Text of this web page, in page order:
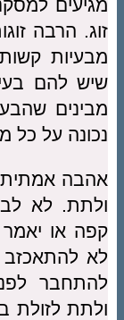
מגיעים
זוג. הרבה
מבעיות
שיש להם
מבינים
נכונה על כל
אהבה אמתית
ולתת. לא
קפה או יאמר
לא להתאכזב
להתחבר
ולתת לזולת